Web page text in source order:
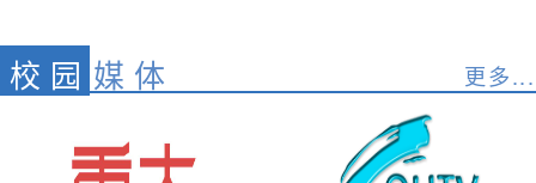
校园 媒体 更多...